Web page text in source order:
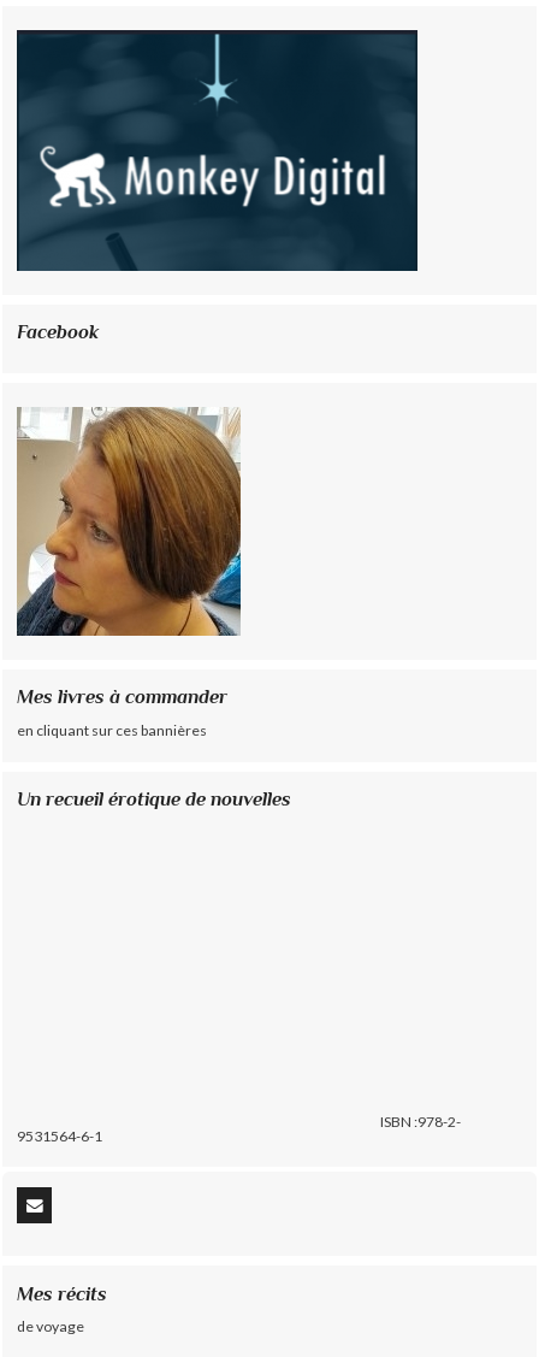
Facebook
Mes livres à commander
en cliquant sur ces bannières
Un recueil érotique de nouvelles
ISBN :978-2-
9531564-6-1
Mes récits
de voyage